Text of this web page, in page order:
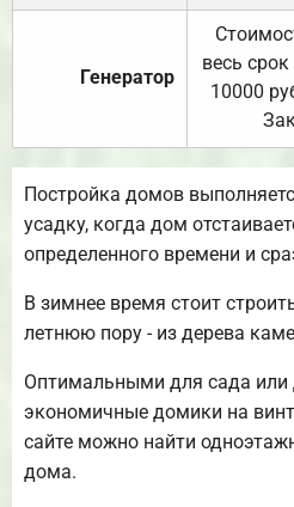
Генератор
весь
10000
Постройка домов
усадку, когда дом
определенного времени и
В зимнее время стоит
летнюю пору - из дерева
Оптимальными для сада или
экономичные домики на
сайте можно найти
дома.